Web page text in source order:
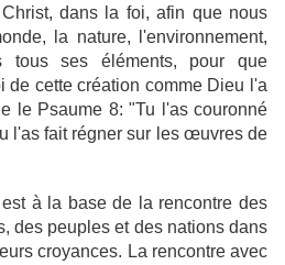
dans la foi, afin que nous
la nature, l'environnement,
tous ses éléments, pour que
de cette création comme Dieu l'a
le Psaume 8: "Tu l'as couronné
l'as fait régner sur les œuvres de
à la base de la rencontre des
des peuples et des nations dans
croyances. La rencontre avec